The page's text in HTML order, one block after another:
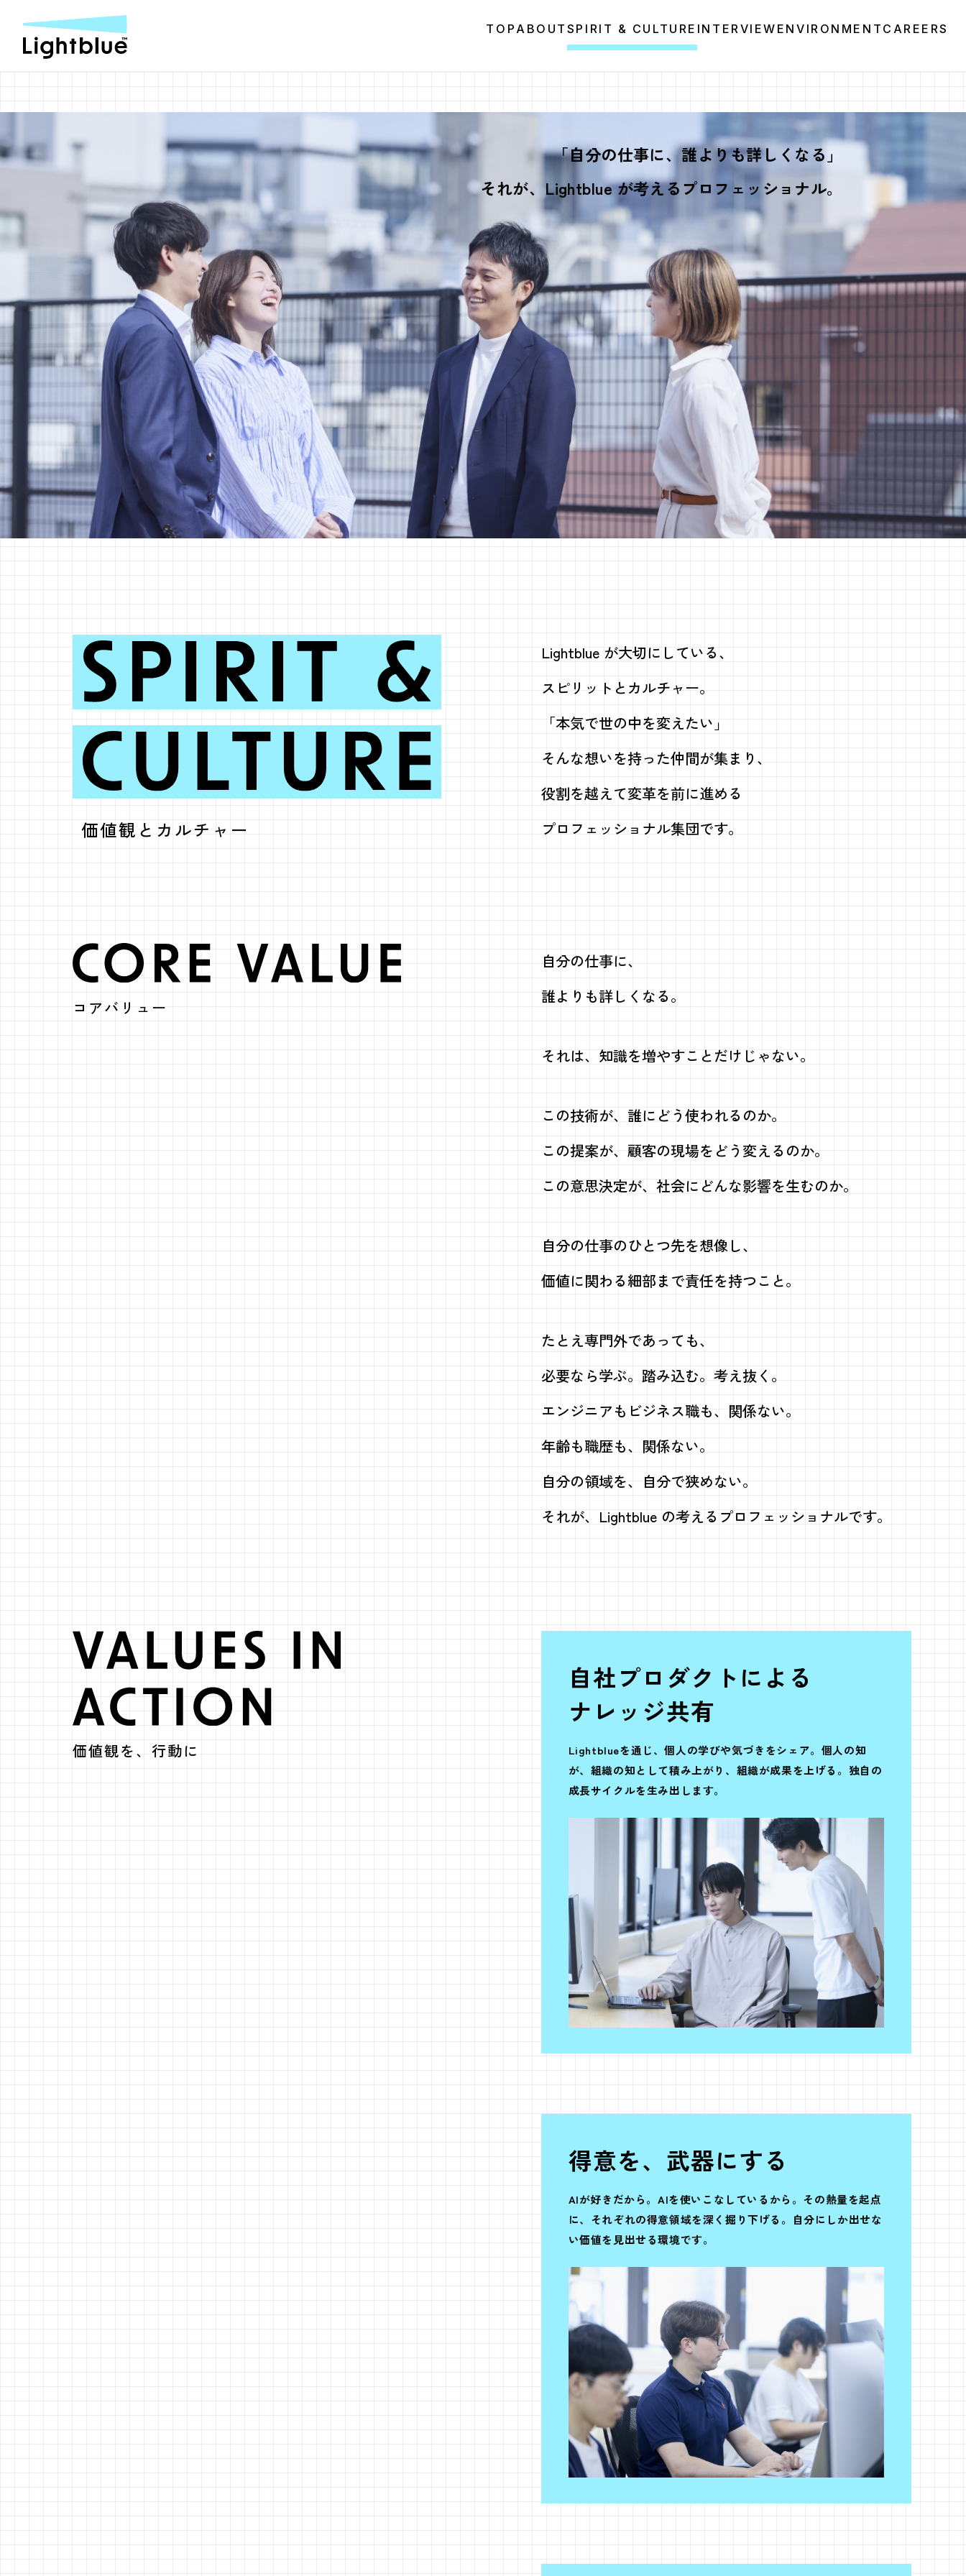
TOP ABOUT SPIRIT & CULTURE INTERVIEW ENVIRONMENT CAREERS
「自分の仕事に、誰よりも詳しくなる」
それが、Lightblue が考えるプロフェッショナル。
SPIRIT & CULTURE
価値観とカルチャー
Lightblue が大切にしている、
スピリットとカルチャー。
「本気で世の中を変えたい」
そんな想いを持った仲間が集まり、
役割を越えて変革を前に進める
プロフェッショナル集団です。
CORE VALUE
コアバリュー
自分の仕事に、
誰よりも詳しくなる。
それは、知識を増やすことだけじゃない。
この技術が、誰にどう使われるのか。
この提案が、顧客の現場を どう変えるのか。
この意思決定が、 社会にどんな影響を生むのか。
自分の仕事のひとつ先を想像し、
価値に関わる細部まで責任を持つこと。
たとえ専門外であっても、
必要なら学ぶ。踏み込む。考え抜く。
エンジニアもビジネス職も、 関係ない。
年齢も職歴も、関係ない。
自分の領域を、自分で狭めない。
それが、Lightblue の考える プロフェッショナルです。
VALUE IN ACTION
価値観を、行動に
自社プロダクトによる
ナレッジ共有
Lightblueを通じ、個人の学びや気づきをシェア。個人の知
が、組織の知として積み上がり、組織が成果を上げる。独自の
成長サイクルを生み出します。
得意を、武器にする
AIが好きだから。AIを使いこなしているから。その熱量を起点
に、それぞれの得意領域を深く掘り下げる。自分にしか出せな
い価値を見出せる環境です。